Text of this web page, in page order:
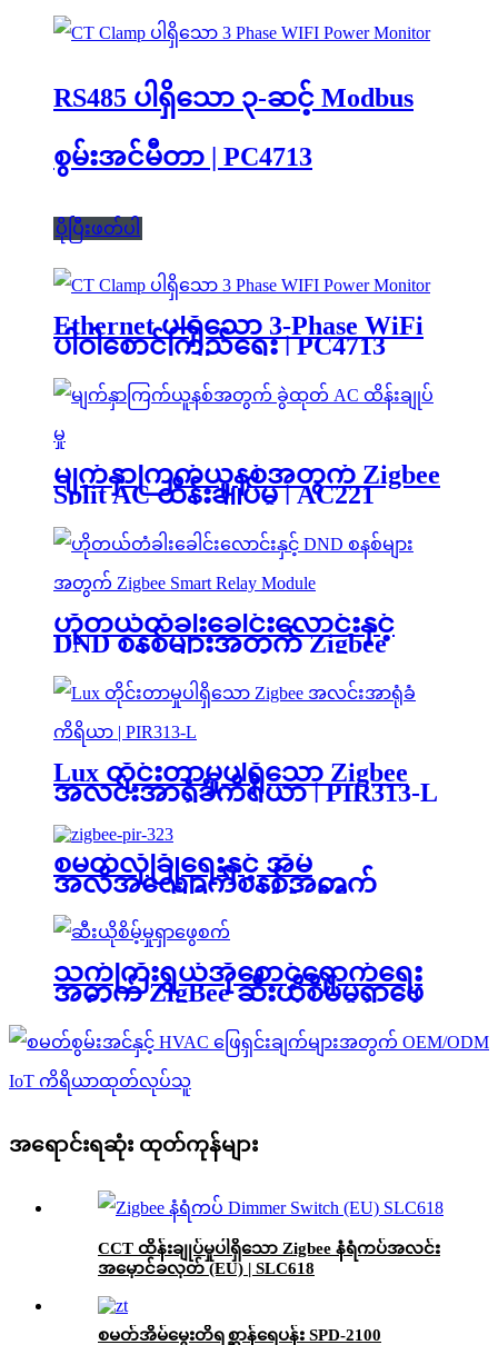
RS485 ပါရှိသော ၃-ဆင့် Modbus
စွမ်းအင်မီတာ | PC4713
ပိုပြီးဖတ်ပါ
Ethernet ပါရှိသော 3-Phase WiFi
ပါဝါစောင့်ကြည့်ရေး | PC4713
မျက်နှာကြက်ယူနစ်အတွက် Zigbee
Split AC ထိန်းချုပ်မှု | AC221
ဟိုတယ်တံခါးခေါင်းလောင်းနှင့်
DND စနစ်များအတွက် Zigbee
Smart Relay Module | SLC631
Lux တိုင်းတာမှုပါရှိသော Zigbee
အလင်းအာရုံခံကိရိယာ | PIR313-L
စမတ်လုံခြုံရေးနှင့် အိမ်
အလိုအလျောက်စနစ်အတွက်
Zigbee တုန်ခါမှုအာရုံခံကိရိယာ |
VBS308
သက်ကြီးရွယ်အိုစောင့်ရှောက်ရေး
အတွက် ZigBee ဆီးယိုစိမ့်မှုရှာဖွေ
အရောင်းရဆုံး ထုတ်ကုန်များ
CCT ထိန်းချုပ်မှုပါရှိသော Zigbee နံရံကပ်အလင်း
အမှောင်ခလုတ် (EU) | SLC618
စမတ်အိမ်မွေးတိရစ္ဆာန်ရေပန်း SPD-2100